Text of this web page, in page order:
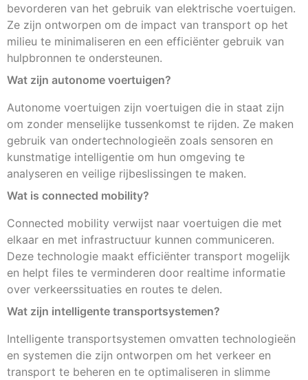
bevorderen van het gebruik van elektrische voertuigen.
Ze zijn ontworpen om de impact van transport op het
milieu te minimaliseren en een efficiënter gebruik van
hulpbronnen te ondersteunen.
Wat zijn autonome voertuigen?
Autonome voertuigen zijn voertuigen die in staat zijn
om zonder menselijke tussenkomst te rijden. Ze maken
gebruik van ondertechnologieën zoals sensoren en
kunstmatige intelligentie om hun omgeving te
analyseren en veilige rijbeslissingen te maken.
Wat is connected mobility?
Connected mobility verwijst naar voertuigen die met
elkaar en met infrastructuur kunnen communiceren.
Deze technologie maakt efficiënter transport mogelijk
en helpt files te verminderen door realtime informatie
over verkeerssituaties en routes te delen.
Wat zijn intelligente transportsystemen?
Intelligente transportsystemen omvatten technologieën
en systemen die zijn ontworpen om het verkeer en
transport te beheren en te optimaliseren in slimme